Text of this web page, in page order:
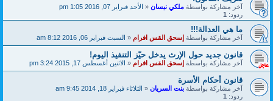
آخر مشاركة بواسطة ملكي نيسان « الأحد فبراير 07, 2016 1:05 pm
ردود: 1
ما هي العدالة!!!
آخر مشاركة بواسطة إسحق القس افرام « السبت فبراير 06, 2016 8:12 am
قانون جديد حول الإرث يدخل حيّز التنفيذ اليوم!
آخر مشاركة بواسطة إسحق القس افرام « الاثنين أغسطس 17, 2015 3:24 pm
قانون أحكام الأسرة
آخر مشاركة بواسطة بنت السريان « الثلاثاء فبراير 18, 2014 9:45 am
ردود: 1